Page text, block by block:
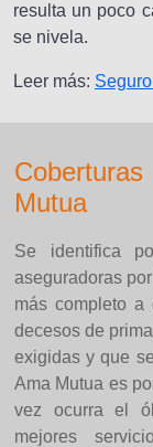
resulta un poco
se nivela.
Leer más:
Mutua
Se identifica
aseguradoras
más completo
decesos de
exigidas y que
Ama Mutua es
vez ocurra el
mejores